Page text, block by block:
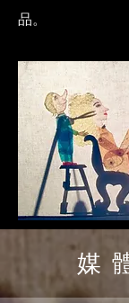
品。
媒